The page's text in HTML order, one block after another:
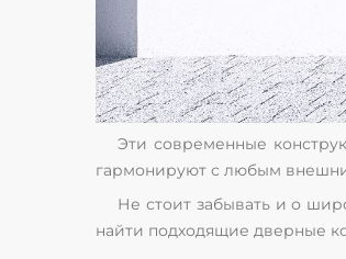
Эти современные
гармонируют с любым
Не стоит забывать и о
найти подходящие дверные